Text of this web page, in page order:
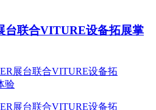
台联合VITURE设备拓展掌